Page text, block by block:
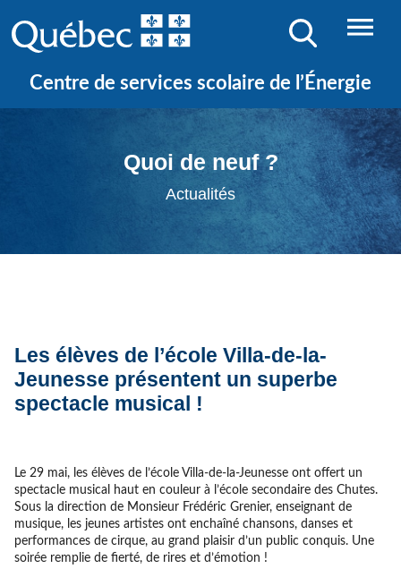
Centre de services scolaire de l’Énergie
Quoi de neuf ?
Actualités
Les élèves de l’école Villa-de-la-
Jeunesse présentent un superbe
spectacle musical !
Le 29 mai, les élèves de l’école Villa-de-la-Jeunesse ont offert un
spectacle musical haut en couleur à l’école secondaire des Chutes.
Sous la direction de Monsieur Frédéric Grenier, enseignant de
musique, les jeunes artistes ont enchaîné chansons, danses et
performances de cirque, au grand plaisir d’un public conquis. Une
soirée remplie de fierté, de rires et d’émotion !